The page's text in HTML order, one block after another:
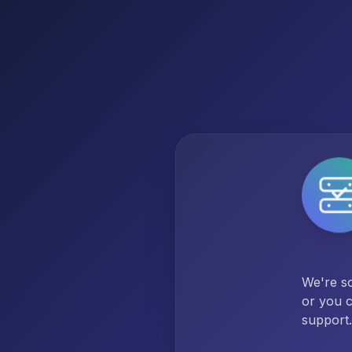
We're
or you
support.